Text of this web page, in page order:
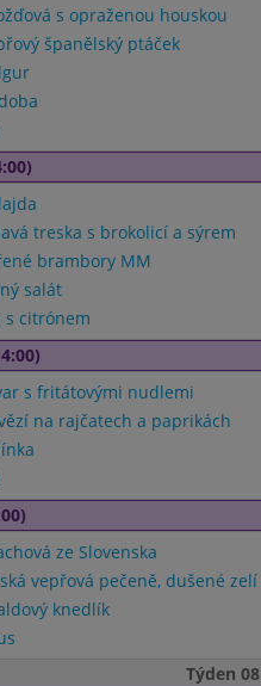
s opraženou houskou
španělský ptáček
treska s brokolicí a sýrem
brambory MM
salát
s citrónem
s fritátovými nudlemi
na rajčatech a paprikách
ze Slovenska
vepřová pečeně, dušené zelí
knedlík
Týden 08